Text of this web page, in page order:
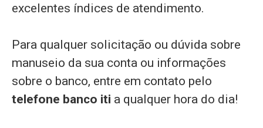
excelentes índices de atendimento.
Para qualquer solicitação ou dúvida sobre
manuseio da sua conta ou informações
sobre o banco, entre em contato pelo
telefone banco iti a qualquer hora do dia!